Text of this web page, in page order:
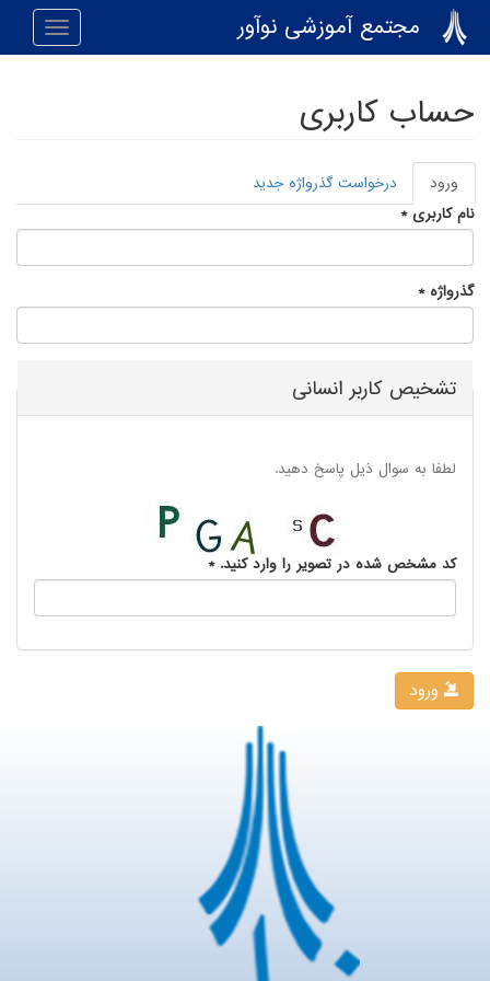
رفتن به محتوای اصلی
مجتمع آموزشی نوآور
Toggle
حساب کاربری
تب‌های اولیه
ورود
فعال)
درخواست گذرواژه جدید
نام کاربری*
گذرواژه*
تشخیص کاربر انسانی
لطفا به سوال ذیل پاسخ دهید.
کد مشخص شده در تصویر را وارد کنید.*